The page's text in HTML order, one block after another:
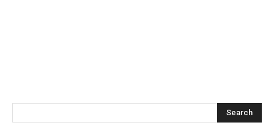
Search